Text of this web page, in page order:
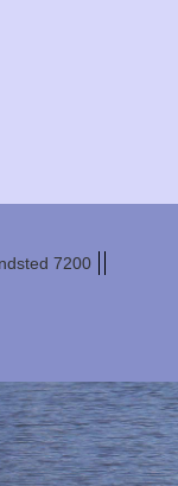
7200